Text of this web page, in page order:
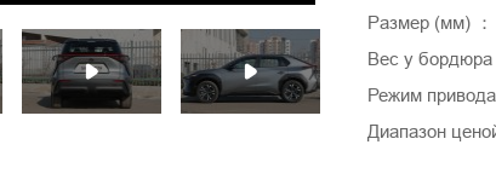
Размер (мм)
Вес у бордюра
Режим
Диапазон